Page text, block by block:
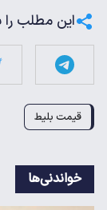
این مطلب را
قیمت بلیط
خواندنی‌ها